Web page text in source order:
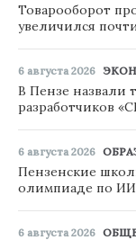
Товарооборот
увеличился
6 августа 2026
В Пензе назвали
разработчиков
6 августа 2026
Пензенские
олимпиаде по ИИ
6 августа 2026